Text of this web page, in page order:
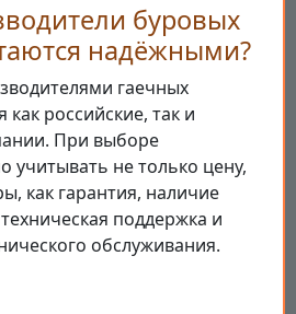
буровых
надёжными?
гаечных
российские, так и
При выборе
учитывать не только цену,
как гарантия, наличие
поддержка и
обслуживания.